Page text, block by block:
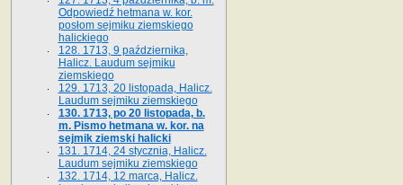
Odpowiedź hetmana w. kor.
posłom sejmiku ziemskiego
halickiego
128. 1713, 9 października,
Halicz. Laudum sejmiku
ziemskiego
129. 1713, 20 listopada, Halicz.
Laudum sejmiku ziemskiego
130. 1713, po 20 listopada, b.
m. Pismo hetmana w. kor. na
sejmik ziemski halicki
131. 1714, 24 stycznia, Halicz.
Laudum sejmiku ziemskiego
132. 1714, 12 marca, Halicz.